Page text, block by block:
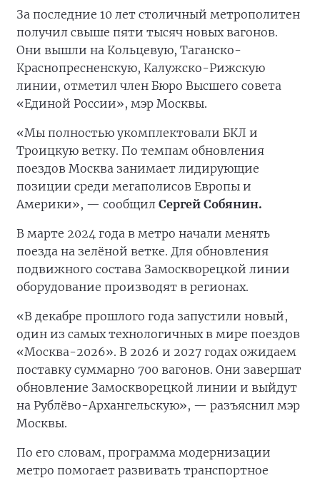
За последние 10 лет столичный метрополитен
получил свыше пяти тысяч новых вагонов.
Они вышли на Кольцевую, Таганско-
Краснопресненскую, Калужско-Рижскую
линии, отметил член Бюро Высшего совета
«Единой России», мэр Москвы.
«Мы полностью укомплектовали БКЛ и
Троицкую ветку. По темпам обновления
поездов Москва занимает лидирующие
позиции среди мегаполисов Европы и
Америки», — сообщил Сергей Собянин.
В марте 2024 года в метро начали менять
поезда на зелёной ветке. Для обновления
подвижного состава Замоскворецкой линии
оборудование производят в регионах.
«В декабре прошлого года запустили новый,
один из самых технологичных в мире поездов
«Москва-2026». В 2026 и 2027 годах ожидаем
поставку суммарно 700 вагонов. Они завершат
обновление Замоскворецкой линии и выйдут
на Рублёво-Архангельскую», — разъяснил мэр
Москвы.
По его словам, программа модернизации
метро помогает развивать транспортное